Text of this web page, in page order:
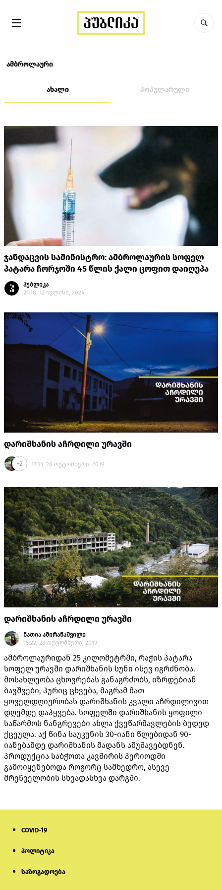
ამბროლაური
ახალი პოპულარული
ჯანდაცვის სამინისტრო: ამბროლაურის სოფელ
პატარა ჩორჯოში 45 წლის ქალი ცოფით დაიღუპა
პუბლიკა
21:18, 12 ივლისი, 2024
დარიშხანის აჩრდილი ურავში
+2 17:31, 28 ოქტომბერი, 2019
დარიშხანის აჩრდილი ურავში
ნათია ამირანაშვილი
15:22, 28 ოქტომბერი, 2019
ამბროლაურიდან 25 კილომეტრში, რაჭის პატარა
სოფელ ურავში დარიშხანის სუნი ისევ იგრძნობა.
მოსახლეობა ცხოვრებას განაგრძობს, იზრდებიან
ბავშვები, პურიც ცხვება, მაგრამ მათ
ყოველდღიურობას დარიშხანის კვალი აჩრდილივით
დღემდე დაჰყვება. სოფელში დარიშხანის ყოფილი
საწარმოს ნანგრევები ახლა ქვეწარმავლების ბუდედ
ქცეულა. აქ წინა საუკუნის 30-იანი წლებიდან 90-
იანებამდე დარიშხანის მადანს ამუშავებდნენ.
პროდუქცია საბჭოთა კავშირის პერიოდში
გამოიყენებოდა როგორც სამხედრო, ასევე
მრეწველობის სხვადასხვა დარგში.
COVID-19
პოლიტიკა
საზოგადოება